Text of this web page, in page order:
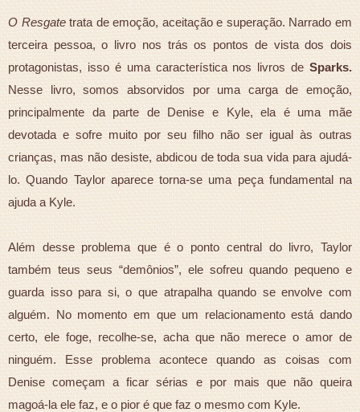
O Resgatetrata de emoção, aceitação e superação. Narrado em
terceira pessoa, o livro nos trás os pontos de vista dos dois
protagonistas, isso é uma característica nos livros de Sparks.
Nesse livro, somos absorvidos por uma carga de emoção,
principalmente da parte de Denise e Kyle, ela é uma mãe
devotada e sofre muito por seu filho não ser igual às outras
crianças, mas não desiste, abdicou de toda sua vida para ajudá-
lo. Quando Taylor aparece torna-se uma peça fundamental na
ajuda a Kyle.
Além desse problema que é o ponto central do livro, Taylor
também teus seus “demônios”, ele sofreu quando pequeno e
guarda isso para si, o que atrapalha quando se envolve com
alguém. No momento em que um relacionamento está dando
certo, ele foge, recolhe-se, acha que não merece o amor de
ninguém. Esse problema acontece quando as coisas com
Denise começam a ficar sérias e por mais que não queira
magoá-la ele faz, e o pior é que faz o mesmo com Kyle.